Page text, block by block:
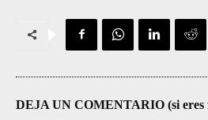
DEJA UN COMENTARIO (si eres